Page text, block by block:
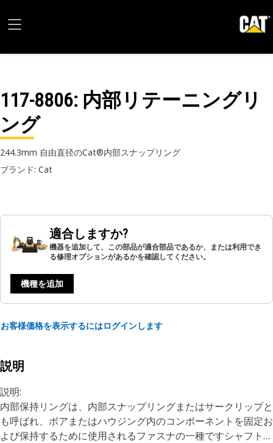
117-8806: 内部リテーニングリ
ング
244.3mm 自由直径のCat®内部スナップリング
ブランド: Cat
適合しますか?
機器を追加して、この部品が適合部品であるか、または利用でき
る修理オプションがあるかを確認してください。
機種を追加
お客様価格を表示するにはログインします
説明
説明:
内部保持リングは、内部スナップリングまたはサークリップと
も呼ばれ、ボアまたはハウジング内のコンポーネントを固定お
よび保持するために使用されるファスナの一種ですシャフトや